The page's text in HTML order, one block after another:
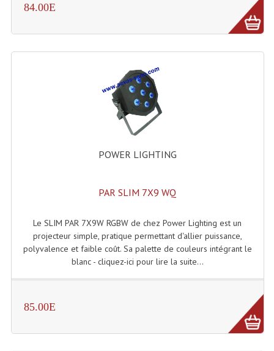
Machines À Bulles
Machines À Effet Brouillard
Machines À Fumée Lourde
Machines À Mousse, Neige, Liquides
Liquide À Neige
Liquides À Fumée
Les Occasions
84.00E
POWER LIGHTING
PAR SLIM 7X9 WQ
Le SLIM PAR 7X9W RGBW de chez Power Lighting est un
projecteur simple, pratique permettant d'allier puissance,
polyvalence et faible coût. Sa palette de couleurs intégrant le
blanc - cliquez-ici pour lire la suite...
85.00E